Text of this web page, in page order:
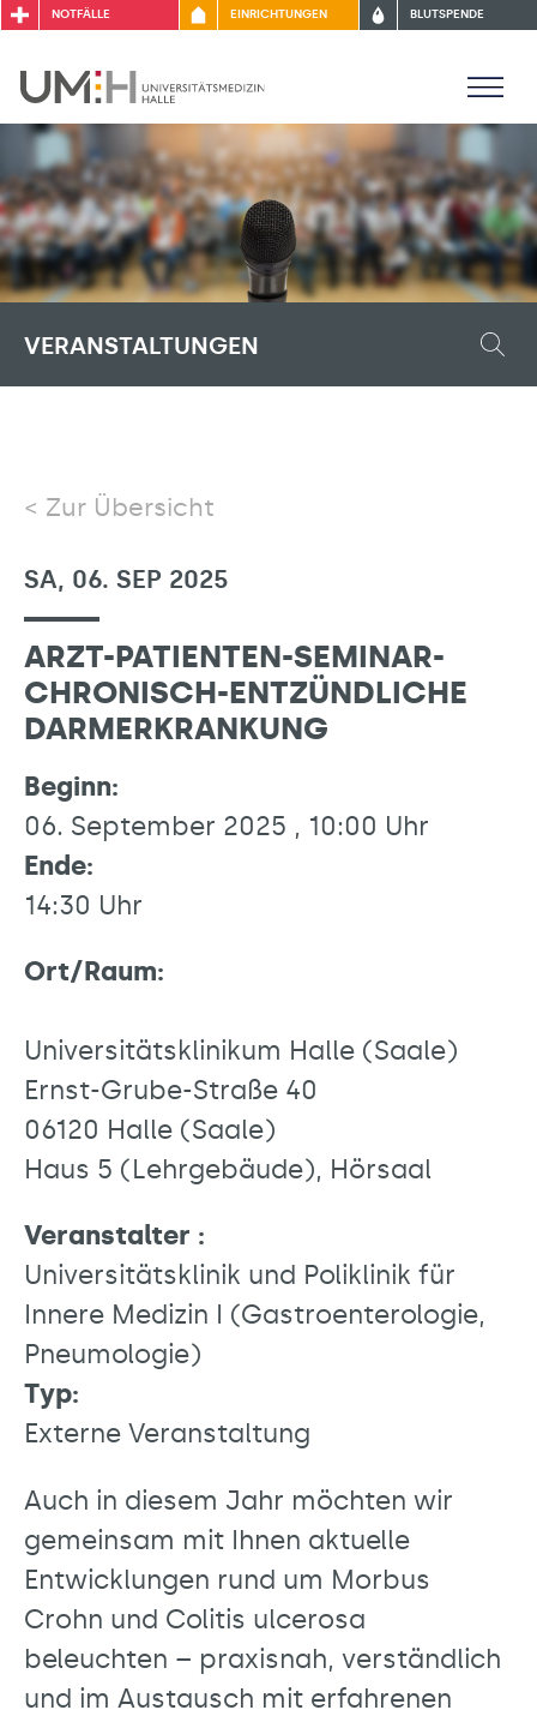
NOTFÄLLE EINRICHTUNGEN BLUTSPENDE
VERANSTALTUNGEN
Zur Übersicht
SA, 06. SEP 2025
ARZT-PATIENTEN-SEMINAR-
CHRONISCH-ENTZÜNDLICHE
DARMERKRANKUNG
Beginn:
06. September 2025 , 10:00 Uhr
Ende:
14:30 Uhr
Ort/Raum:
Universitätsklinikum Halle (Saale)
Ernst-Grube-Straße 40
06120 Halle (Saale)
Haus 5 (Lehrgebäude), Hörsaal
Veranstalter :
Universitätsklinik und Poliklinik für
Innere Medizin I (Gastroenterologie,
Pneumologie)
Typ:
Externe Veranstaltung
Auch in diesem Jahr möchten wir
gemeinsam mit Ihnen aktuelle
Entwicklungen rund um Morbus
Crohn und Colitis ulcerosa
beleuchten – praxisnah, verständlich
und im Austausch mit erfahrenen